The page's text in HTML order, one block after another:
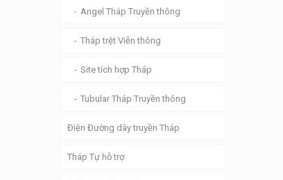
Angel Tháp Truyền thông
Tháp trệt Viễn thông
Site tích hợp Tháp
Tubular Tháp Truyền thông
Điện Đường dây truyền Tháp
Tháp Tự hỗ trợ